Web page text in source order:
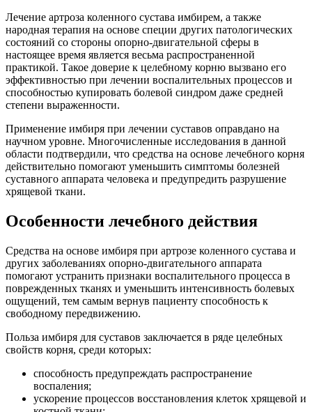
Лечение артроза коленного сустава имбирем, а также
народная терапия на основе специи других патологических
состояний со стороны опорно-двигательной сферы в
настоящее время является весьма распространенной
практикой. Такое доверие к целебному корню вызвано его
эффективностью при лечении воспалительных процессов и
способностью купировать болевой синдром даже средней
степени выраженности.
Применение имбиря при лечении суставов оправдано на
научном уровне. Многочисленные исследования в данной
области подтвердили, что средства на основе лечебного корня
действительно помогают уменьшить симптомы болезней
суставного аппарата человека и предупредить разрушение
хрящевой ткани.
Особенности лечебного действия
Средства на основе имбиря при артрозе коленного сустава и
других заболеваниях опорно-двигательного аппарата
помогают устранить признаки воспалительного процесса в
поврежденных тканях и уменьшить интенсивность болевых
ощущений, тем самым вернув пациенту способность к
свободному передвижению.
Польза имбиря для суставов заключается в ряде целебных
свойств корня, среди которых:
способность предупреждать распространение
воспаления;
ускорение процессов восстановления клеток хрящевой и